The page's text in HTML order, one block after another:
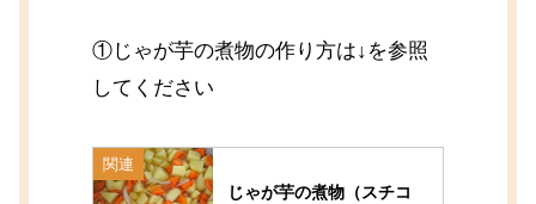
①じゃが芋の煮物の作り方は↓を参照
してください
関連
じゃが芋の煮物（スチコ